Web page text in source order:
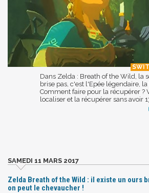
Dans Zelda : Breath of the Wild, la
brise pas, c'est l'Epée légendaire, la
Comment faire pour la récupérer ?
localiser et la récupérer sans avoir
SAMEDI 11 MARS 2017
Zelda Breath of the Wild : il existe un ours
on peut le chevaucher !